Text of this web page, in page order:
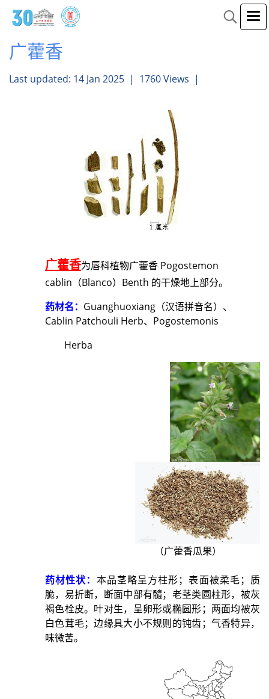
广藿香
Last updated: 14 Jan 2025 | 1760 Views |
广藿香为唇科植物广藿香 Pogostemon
cablin（Blanco）Benth 的干燥地上部分。
药材名： Guanghuoxiang（汉语拼音名）、
Cablin Patchouli Herb、Pogostemonis
Herba
（广藿香瓜果）
药材性状： 本品茎略呈方柱形；表面被柔毛；质
脆，易折断，断面中部有髓；老茎类圆柱形，被灰
褐色栓皮。叶对生，呈卵形或椭圆形；两面均被灰
白色茸毛；边缘具大小不规则的钝齿；气香特异，
味微苦。